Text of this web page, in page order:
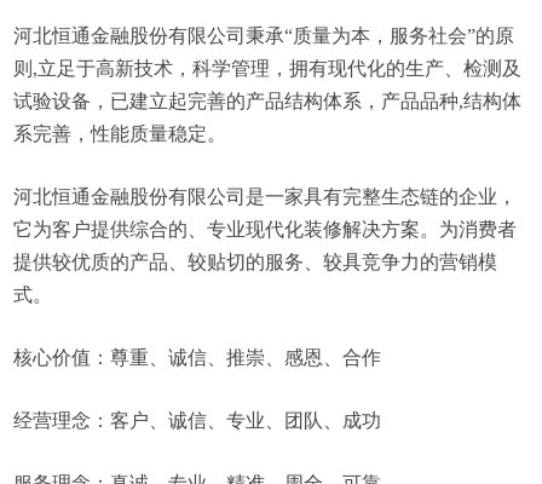
河北恒通金融股份有限公司秉承“质量为本，服务社会”的原
则,立足于高新技术，科学管理，拥有现代化的生产、检测及
试验设备，已建立起完善的产品结构体系，产品品种,结构体
系完善，性能质量稳定。
河北恒通金融股份有限公司是一家具有完整生态链的企业，
它为客户提供综合的、专业现代化装修解决方案。为消费者
提供较优质的产品、较贴切的服务、较具竞争力的营销模
式。
核心价值：尊重、诚信、推崇、感恩、合作
经营理念：客户、诚信、专业、团队、成功